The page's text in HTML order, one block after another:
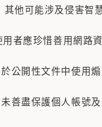
能涉及侵害智慧
者應珍惜善用網路
性文件中使用煽動
護個人帳號及密